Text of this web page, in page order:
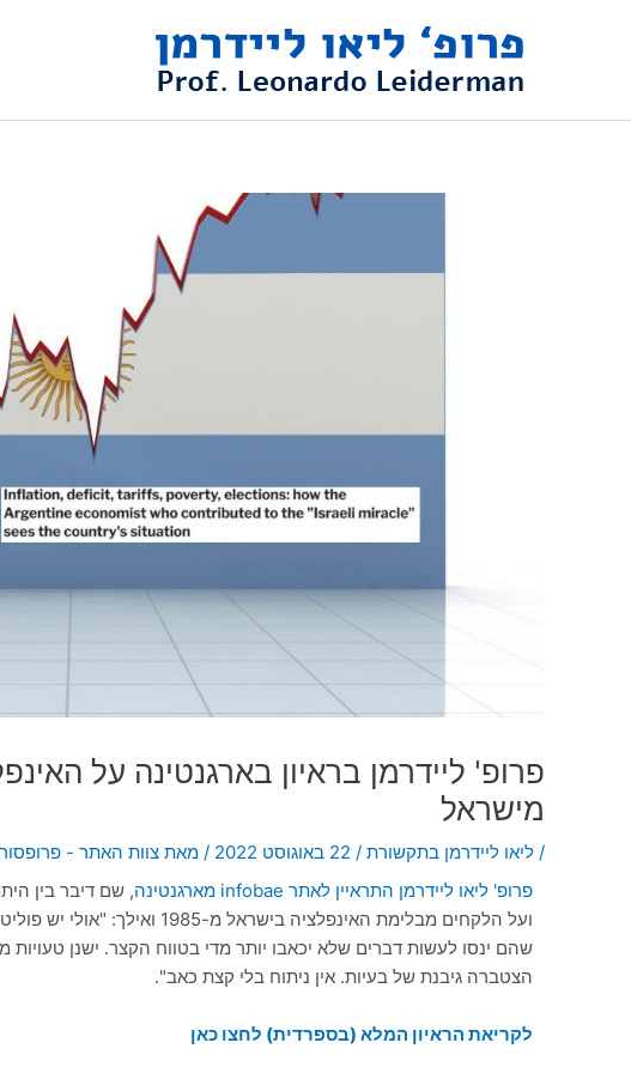
פרופ' ליידרמן בראיון בארגנטינה על
מישראל
/ ליאו ליידרמן בתקשורת / 22 באוגוסט 2022 / מאת צוות האתר - פרופסור
פרופ' ליאו ליידרמן התראיין לאתר infobae מארגנטינה
, שם דיבר בין
ועל הלקחים מבלימת האינפלציה
שהם ינסו לעשות דברים שלא יכאבו יותר מדי בטווח הקצר. ישנן
הצטברה גיבנת של בעיות. אין ניתוח בלי קצת כאב".
לקריאת הראיון המלא (בספרדית) לחצו כאן